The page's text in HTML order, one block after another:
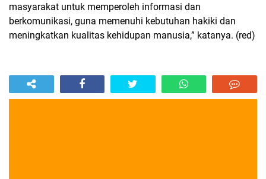
masyarakat untuk memperoleh informasi dan
berkomunikasi, guna memenuhi kebutuhan hakiki dan
meningkatkan kualitas kehidupan manusia,” katanya. (red)